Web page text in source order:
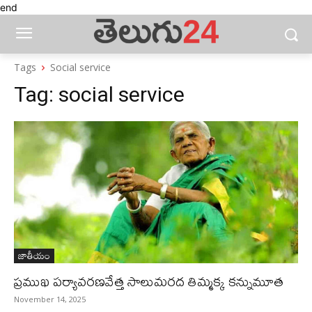
end
Tags Social service
Tag: social service
జాతీయం
ప్రముఖ పర్యావరణవేత్త సాలుమరద తిమ్మక్క కన్నుమూత
November 14, 2025